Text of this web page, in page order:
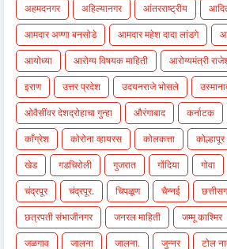
अहमदनगर
अहिल्यानगर आंतरराष्ट्रीय
आमदार अण्णा बनसोडे
आमदार महेश दादा लांडगे
आयोध्या
आरोग्य विषयक माहिती आरोग्यमंत्री
इराण
उत्तर प्रदेश उदयनराजे भोसले
ओवैसींवर देशद्रोहाचा गुन्हा
औरंगाबाद कर्नाटक
काँग्रेश
कोरोना व्हायरस कोलकत्ता कोल्हापूर
खेड
गडचिरोली गुजरात गोंदिया गोवा
चंद्रपूर
चंद्रपूर. चिपळूण चैन्नई
छत्रपती संभाजीनगर
जनरल माहिती जम्मू काश्मिर
जळगाव
जालना जालना. जुन्नर टोल